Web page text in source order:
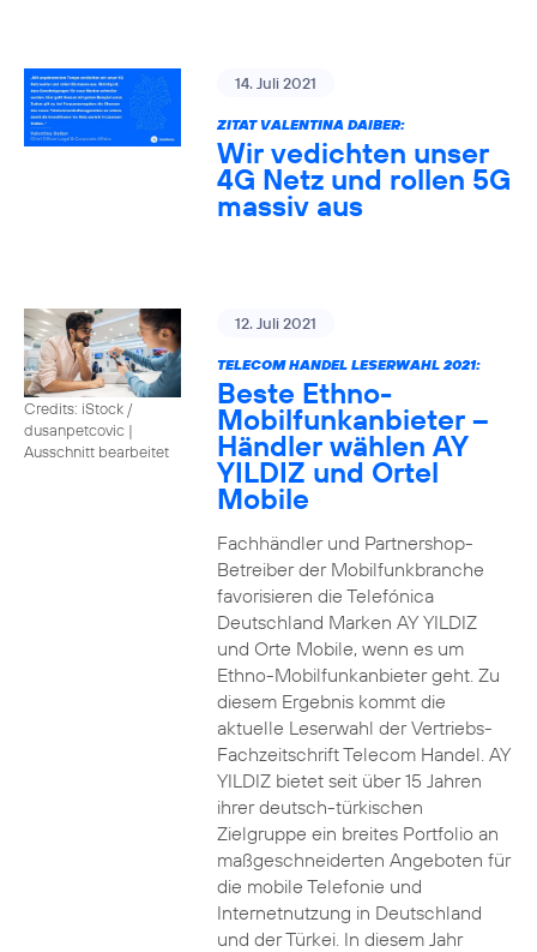
14. Juli 2021
ZITAT VALENTINA DAIBER:
Wir vedichten unser
4G Netz und rollen 5G
massiv aus
Credits: iStock /
dusanpetcovic |
Ausschnitt bearbeitet
12. Juli 2021
TELECOM HANDEL LESERWAHL 2021:
Beste Ethno-
Mobilfunkanbieter –
Händler wählen AY
YILDIZ und Ortel
Mobile
Fachhändler und Partnershop-
Betreiber der Mobilfunkbranche
favorisieren die Telefónica
Deutschland Marken AY YILDIZ
und Orte Mobile, wenn es um
Ethno-Mobilfunkanbieter geht. Zu
diesem Ergebnis kommt die
aktuelle Leserwahl der Vertriebs-
Fachzeitschrift Telecom Handel. AY
YILDIZ bietet seit über 15 Jahren
ihrer deutsch-türkischen
Zielgruppe ein breites Portfolio an
maßgeschneiderten Angeboten für
die mobile Telefonie und
Internetnutzung in Deutschland
und der Türkei. In diesem Jahr